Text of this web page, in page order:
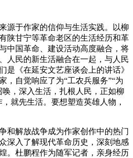
源于作家的信仰与生活实践。以柳
陕甘宁等革命老区的生活经历和革
中国革命、建设活动高度融合，将
人民的新生活融合在一起，与人民
是《在延安文艺座谈会上的讲话》
，自觉响应了为“工农兵服务”“为
唤，深入生活，扎根人民，正如柳
就先生活。要想塑造英雄人物，
和解放战争成为作家创作中的热门
深入了解现代革命历史，深刻地感
。杜鹏程作为随军记者，亲身经历